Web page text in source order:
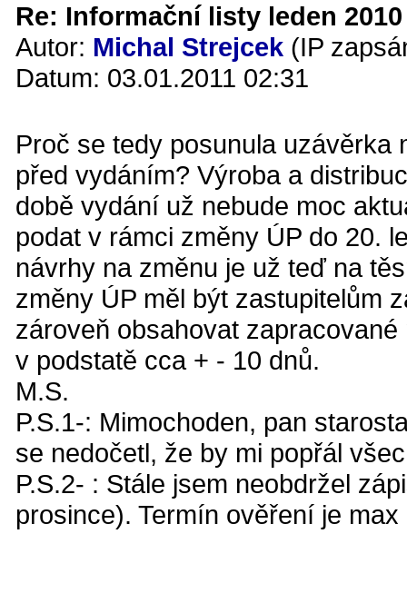
Re: Informační listy leden
Autor: Michal Strejcek (IP
Datum: 03.01.2011 02:31
Proč se tedy posunula
před vydáním? Výroba a
době vydání už nebude moc
podat v rámci změny ÚP do 20.
návrhy na změnu je už teď na
změny ÚP měl být zastupitelům
zároveň obsahovat
v podstatě cca + - 10 dnů.
M.S.
P.S.1-: Mimochoden, pan
se nedočetl, že by mi popřál
P.S.2- : Stále jsem neobdržel
prosince). Termín ověření je max